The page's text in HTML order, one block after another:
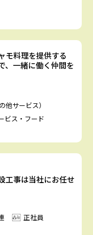
モ料理を提供する
、一緒に働く仲間を
サービス）
ビス・フード
工事は当社にお任せ
正社員